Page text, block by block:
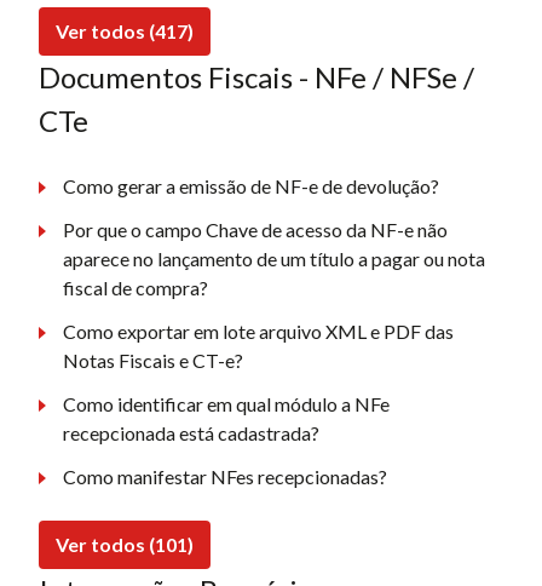
Ver todos (417)
Documentos Fiscais - NFe / NFSe /
CTe
Como gerar a emissão de NF-e de devolução?
Por que o campo Chave de acesso da NF-e não
aparece no lançamento de um título a pagar ou nota
fiscal de compra?
Como exportar em lote arquivo XML e PDF das
Notas Fiscais e CT-e?
Como identificar em qual módulo a NFe
recepcionada está cadastrada?
Como manifestar NFes recepcionadas?
Ver todos (101)